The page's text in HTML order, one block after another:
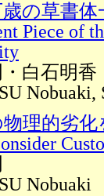
の草書
Piece of
白石明香
Nobuaki,
理的劣
Nobuaki